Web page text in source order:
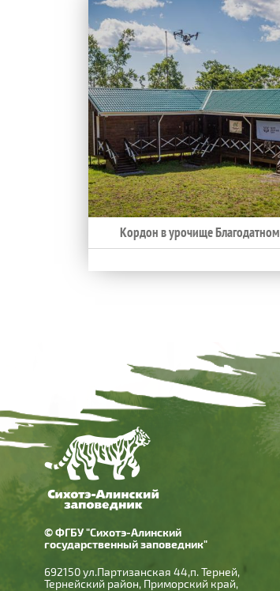
Кордон в урочище Благодатном
© ФГБУ "Сихотэ-Алинский
государственный заповедник"
692150 ул.Партизанская 44,п. Терней,
Тернейский район, Приморский край,